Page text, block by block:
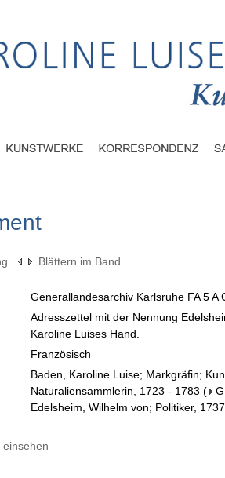
Blättern im Band
Generallandesarchiv Karlsruhe FA 5 A
Adresszettel mit der Nennung
Karoline Luises Hand.
Französisch
Baden, Karoline Luise; Markgräfin;
Naturaliensammlerin, 1723 - 1783 (
Edelsheim, Wilhelm von; Politiker,
einsehen